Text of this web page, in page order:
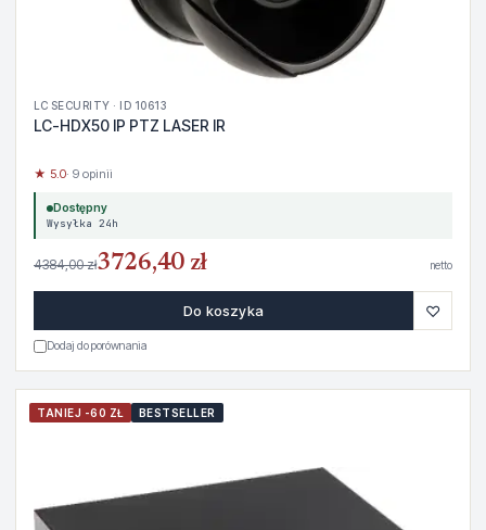
LC SECURITY · ID 10613
LC-HDX50 IP PTZ LASER IR
★ 5.0· 9 opinii
Dostępny
Wysyłka 24h
4384,00 zł3726,40 zł netto
Do koszyka ♡
Dodaj do porównania
TANIEJ -60 ZŁ BESTSELLER